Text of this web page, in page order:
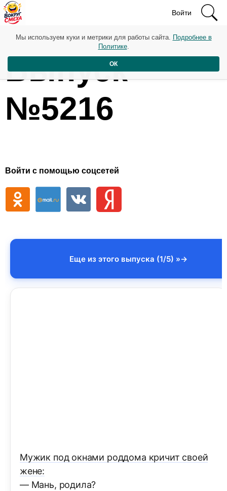
Войти
Выпуск
№5216
Войти с помощью соцсетей
Еще из этого выпуска (1/5) »
Мужик под окнами роддома кричит своей
жене:
— Мань, родила?
Мы используем куки и метрики для работы сайта. Подробнее в
Политике.
ОК